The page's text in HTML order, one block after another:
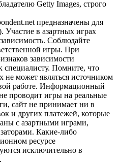
Getty Images, строго
предназначены для
Участие в азартных играх
Соблюдайте
игры. При
зависимости
специалисту. Помните, что
не может являться источником
работе. Информационный
проводит игры на реальные
сайт не принимает ни в
и других платежей, которые
с азартными играми,
Какие-либо
ресурсе
исключительно в